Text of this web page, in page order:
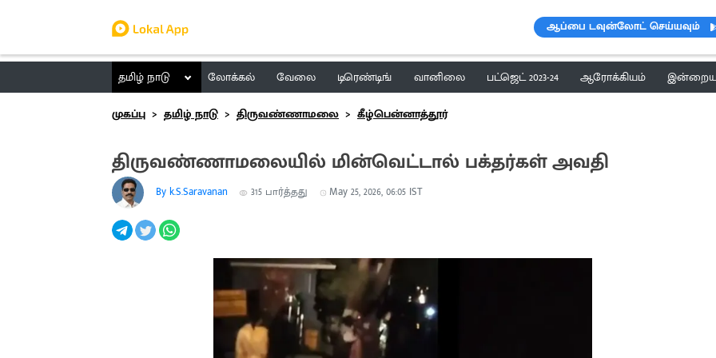
ஆப்பை டவுன்லோட் செய்யவும்
தமிழ் நாடு லோக்கல் வேலை டிரெண்டிங் வானிலை பட்ஜெட் 2023-24 ஆரோக்கியம் இன்றைய
முகப்பு
தமிழ் நாடு திருவண்ணாமலை கீழ்பென்னாத்தூர்
திருவண்ணாமலையில் மின்வெட்டால் பக்தர்கள் அவதி
By k.S.Saravanan 315 பார்த்தது May 25, 2026, 06:05 IST